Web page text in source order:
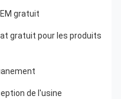
gratuit
gratuit pour les produits
de l'usine